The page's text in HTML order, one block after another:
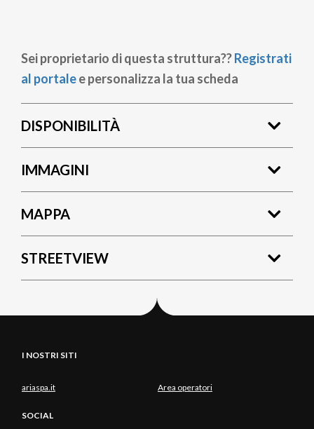
Sei proprietario di questa struttura??Registrati
al portalee personalizza la tua scheda
DISPONIBILITÀ
IMMAGINI
MAPPA
STREETVIEW
I NOSTRI SITI
ariaspa.it Area operatori
SOCIAL